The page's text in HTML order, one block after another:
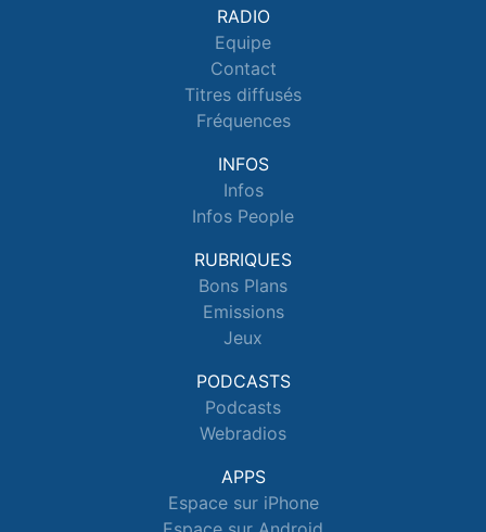
RADIO
Equipe
Contact
Titres diffusés
Fréquences
INFOS
Infos
Infos People
RUBRIQUES
Bons Plans
Emissions
Jeux
PODCASTS
Podcasts
Webradios
APPS
Espace sur iPhone